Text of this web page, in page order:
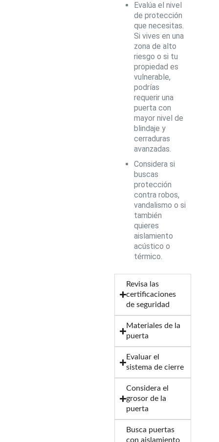
Evalúa el nivel
de protección
que necesitas.
Si vives en una
zona de alto
riesgo o si tu
propiedad es
vulnerable,
podrías
requerir una
puerta con
mayor nivel de
blindaje y
cerraduras
avanzadas.
Considera si
buscas
protección
contra robos,
vandalismo o si
también
quieres
aislamiento
acústico o
térmico.
Revisa las
certificaciones
de seguridad
Materiales de la
puerta
Evaluar el
sistema de cierre
Considera el
grosor de la
puerta
Busca puertas
con aislamiento